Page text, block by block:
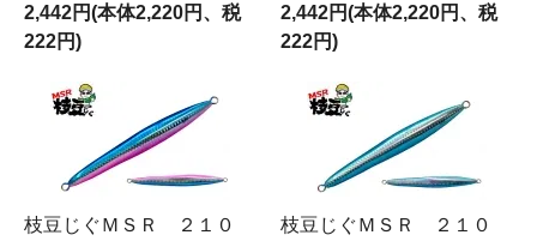
2,442円(本体2,220円、税
222円)
2,442円(本体2,220円、税
222円)
枝豆じぐＭＳＲ ２１０
枝豆じぐＭＳＲ ２１０